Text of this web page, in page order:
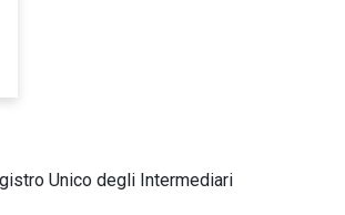
Unico degli Intermediari